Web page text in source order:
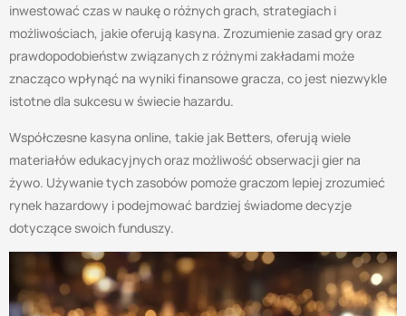
inwestować czas w naukę o różnych grach, strategiach i
możliwościach, jakie oferują kasyna. Zrozumienie zasad gry oraz
prawdopodobieństw związanych z różnymi zakładami może
znacząco wpłynąć na wyniki finansowe gracza, co jest niezwykle
istotne dla sukcesu w świecie hazardu.
Współczesne kasyna online, takie jak Betters, oferują wiele
materiałów edukacyjnych oraz możliwość obserwacji gier na
żywo. Używanie tych zasobów pomoże graczom lepiej zrozumieć
rynek hazardowy i podejmować bardziej świadome decyzje
dotyczące swoich funduszy.